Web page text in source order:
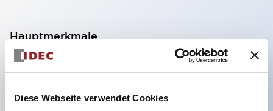
Diese Webseite verwendet Cookies
Hauptmerkmale